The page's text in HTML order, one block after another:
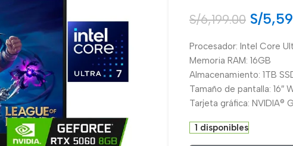
S/6,199.00 S/
Procesador: Intel Core
Memoria RAM: 16GB
Almacenamiento: 1TB
Tamaño de pantalla: 16″
Tarjeta gráfica: NVIDIA®
1 disponibles